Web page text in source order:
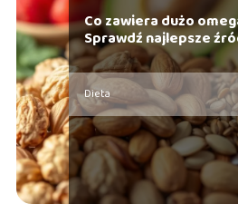
Co zawiera dużo
Sprawdź najlepsze
Dieta